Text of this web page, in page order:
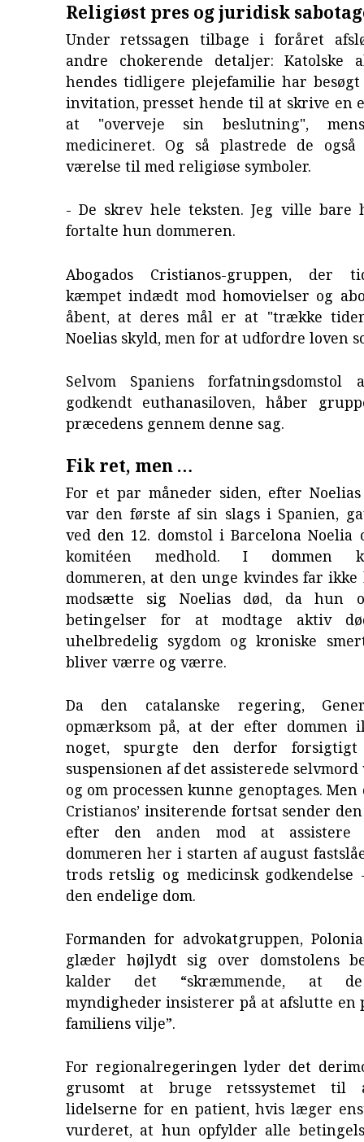
Religiøst pres og juridisk
Under retssagen tilbage i foråret
andre chokerende detaljer: Katolske
hendes tidligere plejefamilie har
invitation, presset hende til at skrive en
at "overveje sin beslutning",
medicineret. Og så plastrede de
værelse til med religiøse symboler.
- De skrev hele teksten. Jeg ville bare
fortalte hun dommeren.
Abogados Cristianos-gruppen, der
kæmpet indædt mod homovielser og
åbent, at deres mål er at "trække
Noelias skyld, men for at udfordre loven
Selvom Spaniens forfatningsdomstol
godkendt euthanasiloven, håber
præcedens gennem denne sag.
Fik ret, men …
For et par måneder siden, efter
var den første af sin slags i Spanien,
ved den 12. domstol i Barcelona
komitéen medhold. I dommen
dommeren, at den unge kvindes far
modsætte sig Noelias død, da hun
betingelser for at modtage aktiv
uhelbredelig sygdom og kroniske
bliver værre og værre.
Da den catalanske regering,
opmærksom på, at der efter dommen
noget, spurgte den derfor
suspensionen af det assisterede
og om processen kunne genoptages. Men
Cristianos’ insiterende fortsat sender
efter den anden mod at assistere
dommeren her i starten af august
trods retslig og medicinsk godkendelse
den endelige dom.
Formanden for advokatgruppen,
glæder højlydt sig over domstolens
kalder det “skræmmende, at
myndigheder insisterer på at afslutte en
familiens vilje”.
For regionalregeringen lyder det
grusomt at bruge retssystemet til
lidelserne for en patient, hvis læger
vurderet, at hun opfylder alle